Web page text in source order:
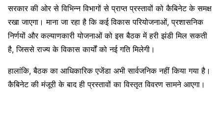
सरकार की ओर से विभिन्न विभागों से प्राप्त प्रस्तावों को कैबिनेट के समक्ष
रखा जाएगा। माना जा रहा है कि कई विकास परियोजनाओं, प्रशासनिक
निर्णयों और कल्याणकारी योजनाओं को इस बैठक में हरी झंडी मिल सकती
है, जिससे राज्य के विकास कार्यों को नई गति मिलेगी।
हालांकि, बैठक का आधिकारिक एजेंडा अभी सार्वजनिक नहीं किया गया है।
कैबिनेट की मंजूरी के बाद ही प्रस्तावों का विस्तृत विवरण सामने आएगा।